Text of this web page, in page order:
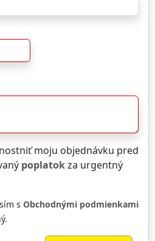
moju objednávku pred
poplatokza urgentný
s Obchodnými podmienkami